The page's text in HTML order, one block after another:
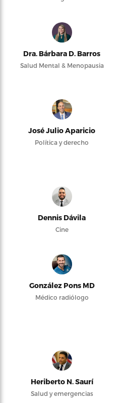
Dra. Bárbara D. Barros
Salud Mental & Menopausia
José Julio Aparicio
Política y derecho
Dennis Dávila
Cine
González Pons MD
Médico radiólogo
Heriberto N. Saurí
Salud y emergencias